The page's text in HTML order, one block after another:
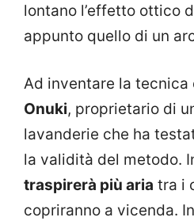
lontano l’effetto ottico
appunto quello di un
Ad inventare la tecnica
Onuki, proprietario di
lavanderie che ha
la validità del metodo.
traspirerà più aria tra i
copriranno a vicenda.